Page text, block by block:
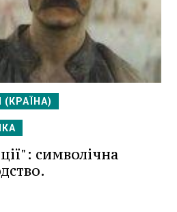
(КРАЇНА)
символічна